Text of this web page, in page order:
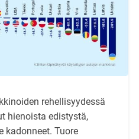
rehellisyydessä
hienoista edistystä,
kadonneet. Tuore